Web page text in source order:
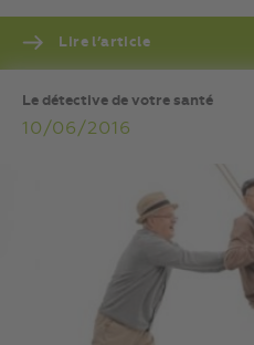
Lire l’article
Le détective de votre santé
10/06/2016